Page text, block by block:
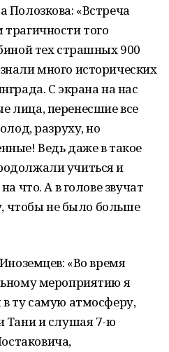
Полозкова: «Встреча
того
тех страшных 900
много исторических
С экрана на нас
лица, перенесшие все
разруху, но
Ведь даже в такое
учиться и
что. А в голове звучат
чтобы не было больше
«Во время
мероприятию я
ту самую атмосферу,
Тани и слушая 7-ю